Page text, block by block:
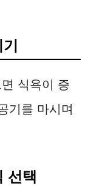
식욕이 증
기를 마시며
선택